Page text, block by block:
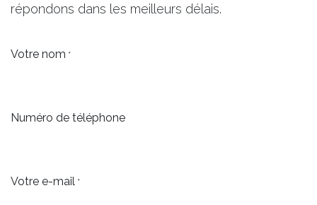
répondons dans les meilleurs délais.
Votre nom *
Numéro de téléphone
Votre e-mail *